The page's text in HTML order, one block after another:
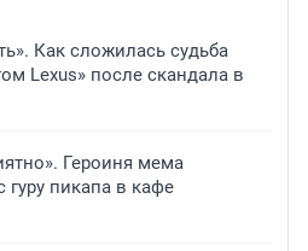
Как сложилась судьба
Lexus» после скандала в
Героиня мема
пикапа в кафе